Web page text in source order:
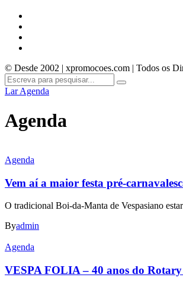
© Desde 2002 | xpromocoes.com | Todos os
LarAgenda
Agenda
Agenda
Vem aí a maior festa pré-
O tradicional Boi-da-Manta de Vespasiano
Byadmin
Agenda
VESPA FOLIA – 40 anos do Rotary